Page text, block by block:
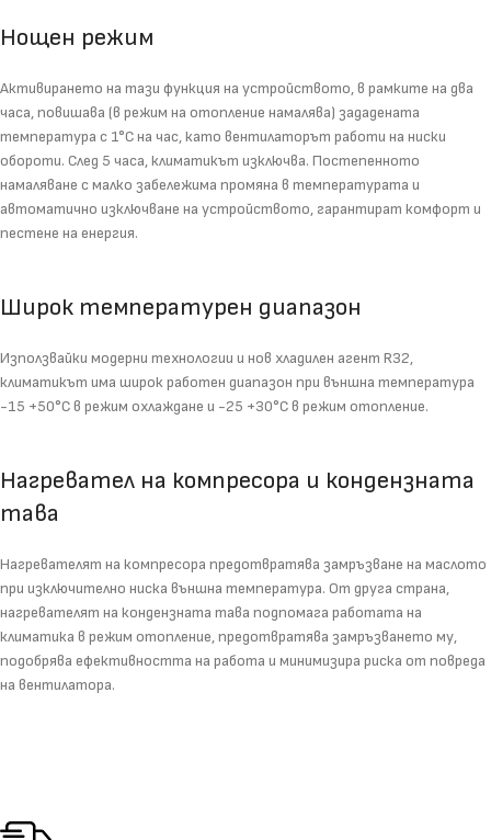
Нощен режим
Активирането на тази функция на устройството, в рамките на два
часа, повишава (в режим на отопление намалява) зададената
температура с 1°C на час, като вентилаторът работи на ниски
обороти. След 5 часа, климатикът изключва. Постепенното
намаляване с малко забележима промяна в температурата и
автоматично изключване на устройството, гарантират комфорт и
пестене на енергия.
Широк температурен диапазон
Използвайки модерни технологии и нов хладилен агент R32,
климатикът има широк работен диапазон при външна температура
-15 +50°С в режим охлаждане и -25 +30°С в режим отопление.
Нагревател на компресора и кондензната
тава
Нагревателят на компресора предотвратява замръзване на маслото
при изключително ниска външна температура. От друга страна,
нагревателят на кондензната тава подпомага работата на
климатика в режим отопление, предотвратява замръзването му,
подобрява ефективността на работа и минимизира риска от повреда
на вентилатора.